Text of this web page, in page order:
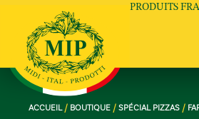
ACCUEIL/ BOUTIQUE / SPÉCIAL PIZZAS /